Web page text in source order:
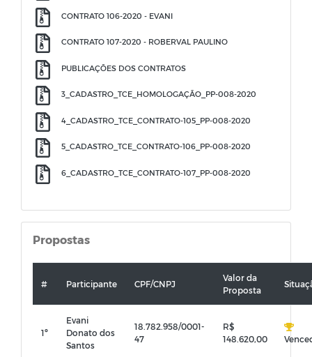
CONTRATO 106-2020 - EVANI
CONTRATO 107-2020 - ROBERVAL PAULINO
PUBLICAÇÕES DOS CONTRATOS
3_CADASTRO_TCE_HOMOLOGAÇÃO_PP-008-2020
4_CADASTRO_TCE_CONTRATO-105_PP-008-2020
5_CADASTRO_TCE_CONTRATO-106_PP-008-2020
6_CADASTRO_TCE_CONTRATO-107_PP-008-2020
Propostas
# Participante CPF/CNPJ
Valor da
Proposta
1º
Evani
Donato dos
Santos
18.782.958/0001-
47
R$
148.620,00